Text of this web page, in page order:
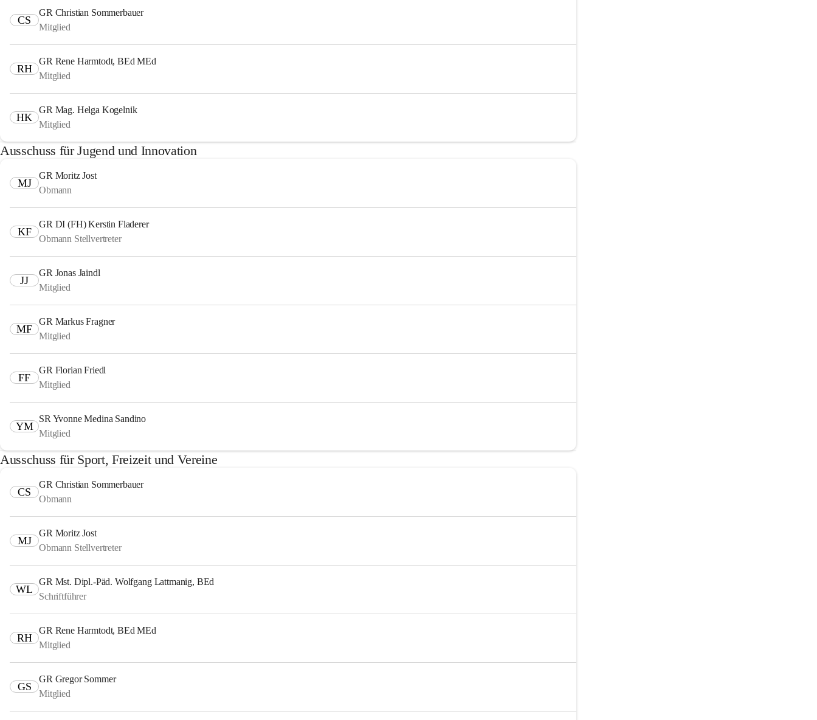
CS
GR Christian Sommerbauer
Mitglied
RH
GR Rene Harmtodt, BEd MEd
Mitglied
HK
GR Mag. Helga Kogelnik
Mitglied
Ausschuss für Jugend und Innovation
MJ
GR Moritz Jost
Obmann
KF
GR DI (FH) Kerstin Fladerer
Obmann Stellvertreter
JJ
GR Jonas Jaindl
Mitglied
MF
GR Markus Fragner
Mitglied
FF
GR Florian Friedl
Mitglied
YM
SR Yvonne Medina Sandino
Mitglied
Ausschuss für Sport, Freizeit und Vereine
CS
GR Christian Sommerbauer
Obmann
MJ
GR Moritz Jost
Obmann Stellvertreter
WL
GR Mst. Dipl.-Päd. Wolfgang Lattmanig, BEd
Schriftführer
RH
GR Rene Harmtodt, BEd MEd
Mitglied
GS
GR Gregor Sommer
Mitglied